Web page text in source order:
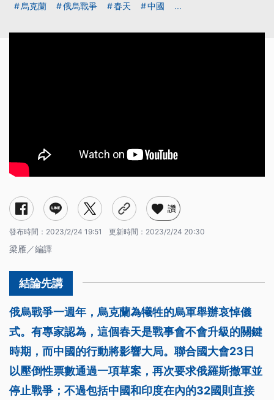
烏克蘭 俄烏戰爭 春天 中國 ...
讚
發布時間： 2023/2/24 19:51 更新時間： 2023/2/24 20:30
梁雁／編譯
俄烏戰爭一週年，烏克蘭為犧牲的烏軍舉辦哀悼儀
式。有專家認為，這個春天是戰事會不會升級的關鍵
時期，而中國的行動將影響大局。聯合國大會23日
以壓倒性票數通過一項草案，再次要求俄羅斯撤軍並
停止戰爭；不過包括中國和印度在內的32國則直接